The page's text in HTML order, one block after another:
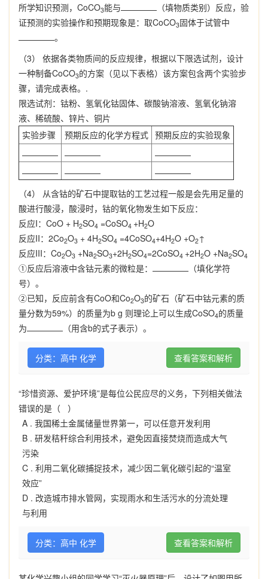
所学知识预测，CoCO3能与
（填物质类别）反应，验
证预测的实验操作和预期现象是：取CoCO3固体于试管中
。
（3） 依据各类物质间的反应规律，根据以下限选试剂，设计
一种制备CoCO3的方案（见以下表格）该方案包含两个实验步
骤，请完成表格。.
限选试剂：钴粉、氢氧化钴固体、碳酸钠溶液、氢氧化钠溶
液、稀硫酸、锌片、铜片
实验步骤
预期反应的化学方程式 预期反应的实验现象
（4） 从含钴的矿石中提取钴的工艺过程一般是会先用足量的
酸进行酸浸，酸浸时，钴的氧化物发生如下反应：
反应I：CoO + H2SO4 =CoSO4 +H2O
反应II：2Co2O3 + 4H2SO4 =4CoSO4+4H2O +O2↑
反应III：Co2O3 +Na2SO3+2H2SO4=2CoSO4 +2H2O +Na2SO4
①反应后溶液中含钴元素的微粒是：
（填化学符
号）。
②已知，反应前含有CoO和Co2O3的矿石（矿石中钴元素的质
量分数为59%）的质量为b g 则理论上可以生成CoSO4的质量
为
（用含b的式子表示）。
分类：高中 化学 查看答案和解析
“珍惜资源、爱护环境”是每位公民应尽的义务，下列相关做法
错误的是（ ）
A . 我国稀土金属储量世界第一，可以任意开发利用
B . 研发秸秆综合利用技术，避免因直接焚烧而造成大气
污染
C . 利用二氧化碳捕捉技术，减少因二氧化碳引起的“温室
效应”
D . 改造城市排水管网，实现雨水和生活污水的分流处理
与利用
分类：高中 化学 查看答案和解析